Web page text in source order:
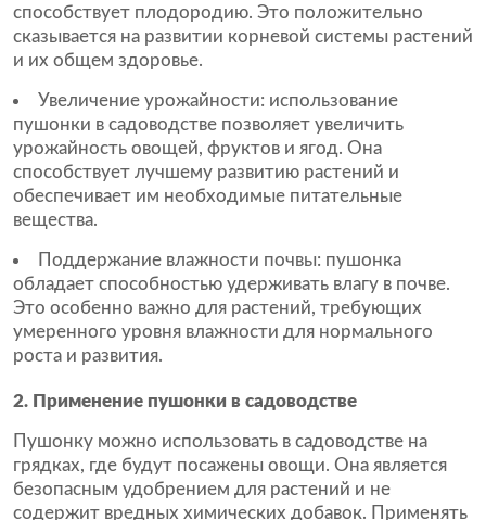
способствует плодородию. Это положительно
сказывается на развитии корневой системы растений
и их общем здоровье.
Увеличение урожайности: использование
пушонки в садоводстве позволяет увеличить
урожайность овощей, фруктов и ягод. Она
способствует лучшему развитию растений и
обеспечивает им необходимые питательные
вещества.
Поддержание влажности почвы: пушонка
обладает способностью удерживать влагу в почве.
Это особенно важно для растений, требующих
умеренного уровня влажности для нормального
роста и развития.
2. Применение пушонки в садоводстве
Пушонку можно использовать в садоводстве на
грядках, где будут посажены овощи. Она является
безопасным удобрением для растений и не
содержит вредных химических добавок. Применять